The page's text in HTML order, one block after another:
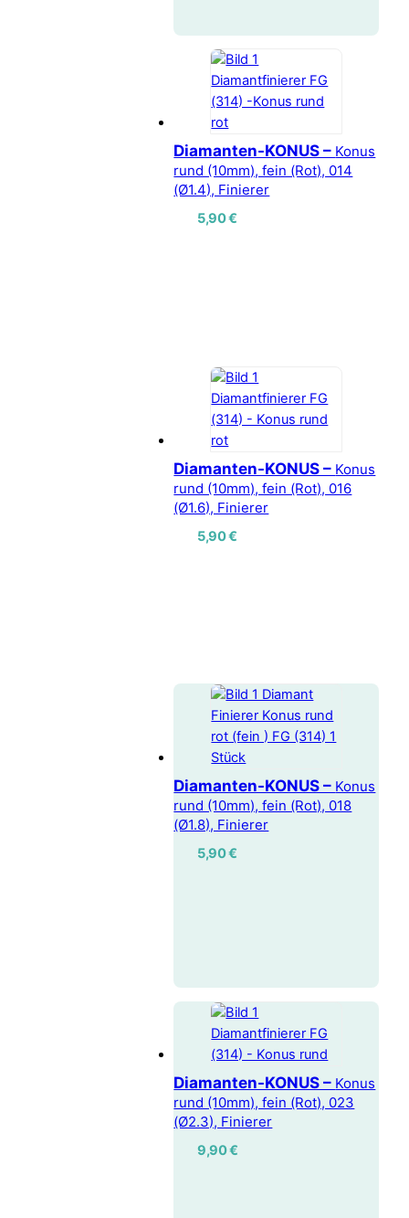
Diamanten-KONUS – Konus
rund (10mm), fein (Rot), 014
(Ø1.4), Finierer
5,90€
Diamanten-KONUS – Konus
rund (10mm), fein (Rot), 016
(Ø1.6), Finierer
5,90€
Diamanten-KONUS – Konus
rund (10mm), fein (Rot), 018
(Ø1.8), Finierer
5,90€
Diamanten-KONUS – Konus
rund (10mm), fein (Rot), 023
(Ø2.3), Finierer
9,90€